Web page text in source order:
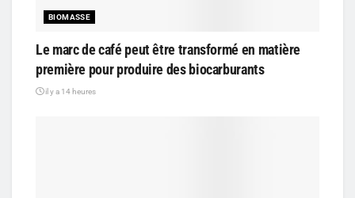
BIOMASSE
Le marc de café peut être transformé en matière
première pour produire des biocarburants
il y a 14 heures